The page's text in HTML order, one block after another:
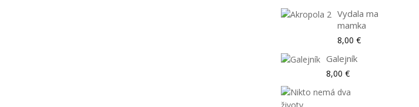
Vydala ma
mamka
8,00 €
Galejník
8,00 €